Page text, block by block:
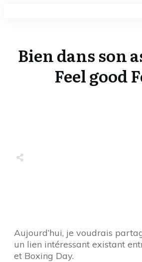
Bien dans son
Feel good
Aujourd’hui, je voudrais
un lien intéressant existant
et Boxing Day.